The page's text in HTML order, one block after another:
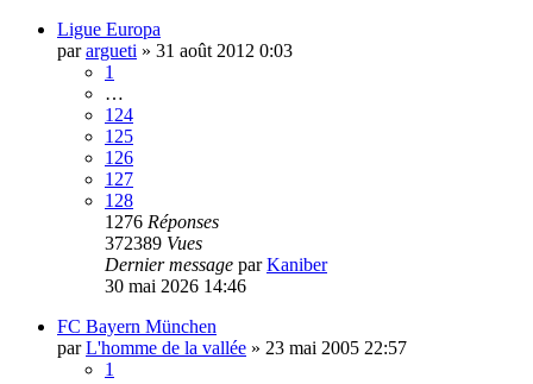
Ligue Europa
parargueti » 31 août 2012 0:03
1
…
124
125
126
127
128
1276 Réponses
372389 Vues
Dernier message parKaniber
30 mai 2026 14:46
FC Bayern München
parL'homme de la vallée » 23 mai 2005 22:57
1